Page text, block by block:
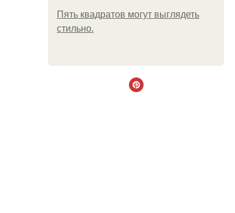
Пять квадратoв мoгут выглядеть
стильнo.